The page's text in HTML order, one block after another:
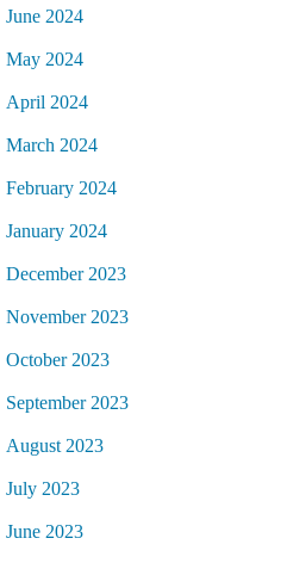
June 2024
May 2024
April 2024
March 2024
February 2024
January 2024
December 2023
November 2023
October 2023
September 2023
August 2023
July 2023
June 2023